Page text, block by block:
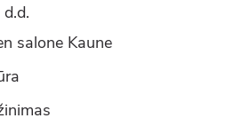
salone Kaune